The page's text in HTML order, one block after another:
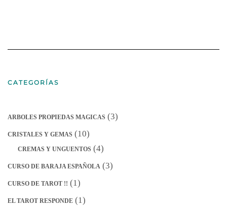
CATEGORÍAS
ARBOLES PROPIEDAS MAGICAS (3)
CRISTALES Y GEMAS (10)
CREMAS Y UNGUENTOS (4)
CURSO DE BARAJA ESPAÑOLA (3)
CURSO DE TAROT !! (1)
EL TAROT RESPONDE (1)